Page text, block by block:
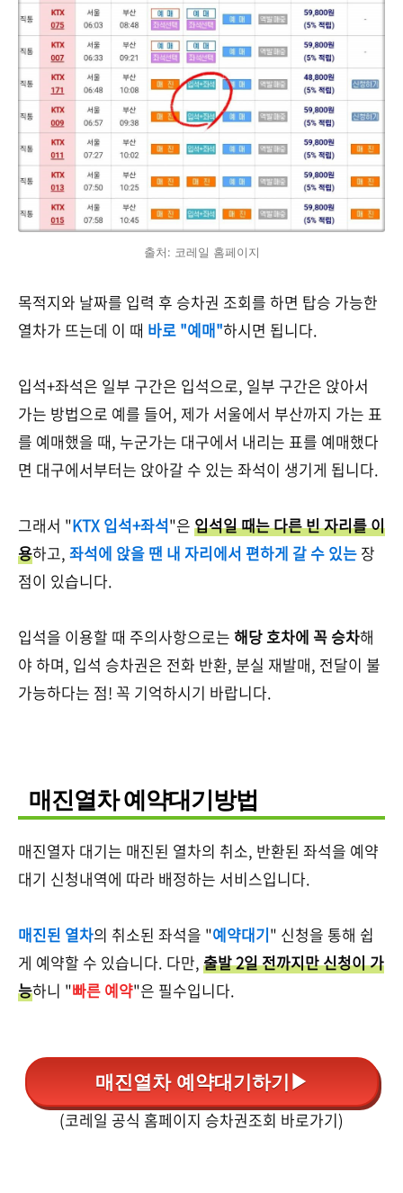
출처: 코레일 홈페이지
목적지와 날짜를 입력 후 승차권 조회를 하면 탑승 가능한
열차가 뜨는데 이 때 바로 "예매"하시면 됩니다.
입석+좌석은 일부 구간은 입석으로, 일부 구간은 앉아서
가는 방법으로 예를 들어, 제가 서울에서 부산까지 가는 표
를 예매했을 때, 누군가는 대구에서 내리는 표를 예매했다
면 대구에서부터는 앉아갈 수 있는 좌석이 생기게 됩니다.
그래서 "KTX 입석+좌석"은 입석일 때는 다른 빈 자리를 이
용하고, 좌석에 앉을 땐 내 자리에서 편하게 갈 수 있는 장
점이 있습니다.
입석을 이용할 때 주의사항으로는 해당 호차에 꼭 승차해
야 하며, 입석 승차권은 전화 반환, 분실 재발매, 전달이 불
가능하다는 점! 꼭 기억하시기 바랍니다.
매진열차 예약대기방법
매진열자 대기는 매진된 열차의 취소, 반환된 좌석을 예약
대기 신청내역에 따라 배정하는 서비스입니다.
매진된 열차의 취소된 좌석을 "예약대기" 신청을 통해 쉽
게 예약할 수 있습니다. 다만, 출발 2일 전까지만 신청이 가
능하니 "빠른 예약"은 필수입니다.
매진열차 예약대기하기▶
(코레일 공식 홈페이지 승차권조회 바로가기)